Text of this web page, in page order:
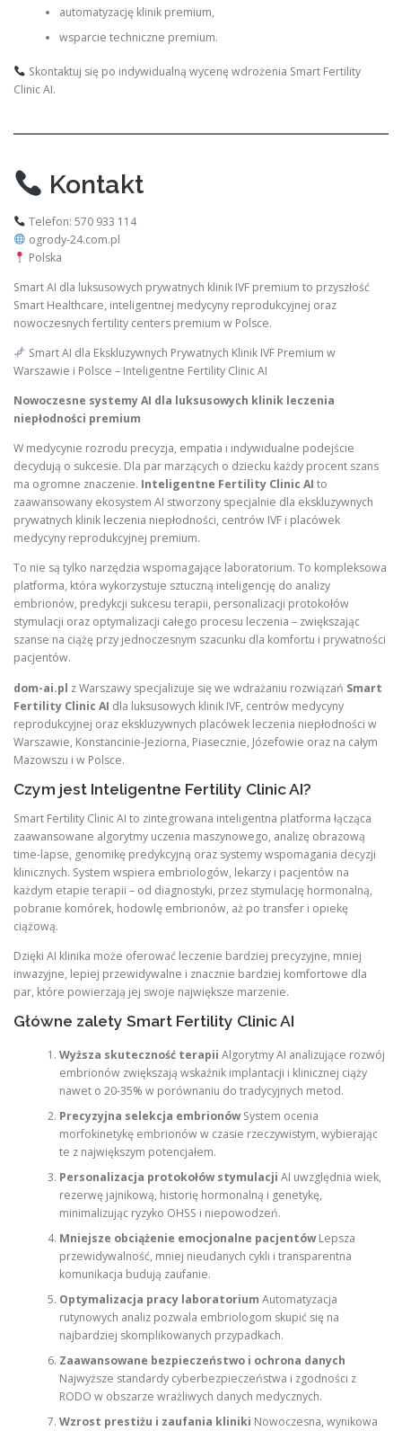
automatyzację klinik premium,
wsparcie techniczne premium.
Skontaktuj się po indywidualną wycenę wdrożenia Smart Fertility
Clinic AI.
Kontakt
Telefon: 570 933 114
ogrody-24.com.pl
Polska
Smart AI dla luksusowych prywatnych klinik IVF premium to przyszłość
Smart Healthcare, inteligentnej medycyny reprodukcyjnej oraz
nowoczesnych fertility centers premium w Polsce.
Smart AI dla Ekskluzywnych Prywatnych Klinik IVF Premium w
Warszawie i Polsce – Inteligentne Fertility Clinic AI
Nowoczesne systemy AI dla luksusowych klinik leczenia
niepłodności premium
W medycynie rozrodu precyzja, empatia i indywidualne podejście
decydują o sukcesie. Dla par marzących o dziecku każdy procent szans
ma ogromne znaczenie. Inteligentne Fertility Clinic AI to
zaawansowany ekosystem AI stworzony specjalnie dla ekskluzywnych
prywatnych klinik leczenia niepłodności, centrów IVF i placówek
medycyny reprodukcyjnej premium.
To nie są tylko narzędzia wspomagające laboratorium. To kompleksowa
platforma, która wykorzystuje sztuczną inteligencję do analizy
embrionów, predykcji sukcesu terapii, personalizacji protokołów
stymulacji oraz optymalizacji całego procesu leczenia – zwiększając
szanse na ciążę przy jednoczesnym szacunku dla komfortu i prywatności
pacjentów.
dom-ai.pl z Warszawy specjalizuje się we wdrażaniu rozwiązań Smart
Fertility Clinic AI dla luksusowych klinik IVF, centrów medycyny
reprodukcyjnej oraz ekskluzywnych placówek leczenia niepłodności w
Warszawie, Konstancinie-Jeziorna, Piasecznie, Józefowie oraz na całym
Mazowszu i w Polsce.
Czym jest Inteligentne Fertility Clinic AI?
Smart Fertility Clinic AI to zintegrowana inteligentna platforma łącząca
zaawansowane algorytmy uczenia maszynowego, analizę obrazową
time-lapse, genomikę predykcyjną oraz systemy wspomagania decyzji
klinicznych. System wspiera embriologów, lekarzy i pacjentów na
każdym etapie terapii – od diagnostyki, przez stymulację hormonalną,
pobranie komórek, hodowlę embrionów, aż po transfer i opiekę
ciążową.
Dzięki AI klinika może oferować leczenie bardziej precyzyjne, mniej
inwazyjne, lepiej przewidywalne i znacznie bardziej komfortowe dla
par, które powierzają jej swoje największe marzenie.
Główne zalety Smart Fertility Clinic AI
Wyższa skuteczność terapii Algorytmy AI analizujące rozwój
embrionów zwiększają wskaźnik implantacji i klinicznej ciąży
nawet o 20-35% w porównaniu do tradycyjnych metod.
Precyzyjna selekcja embrionówSystem ocenia
morfokinetykę embrionów w czasie rzeczywistym, wybierając
te z największym potencjałem.
Personalizacja protokołów stymulacji AI uwzględnia wiek,
rezerwę jajnikową, historię hormonalną i genetykę,
minimalizując ryzyko OHSS i niepowodzeń.
Mniejsze obciążenie emocjonalne pacjentówLepsza
przewidywalność, mniej nieudanych cykli i transparentna
komunikacja budują zaufanie.
Optymalizacja pracy laboratorium Automatyzacja
rutynowych analiz pozwala embriologom skupić się na
najbardziej skomplikowanych przypadkach.
Zaawansowane bezpieczeństwo i ochrona danych
Najwyższe standardy cyberbezpieczeństwa i zgodności z
RODO w obszarze wrażliwych danych medycznych.
Wzrost prestiżu i zaufania kliniki Nowoczesna, wynikowa